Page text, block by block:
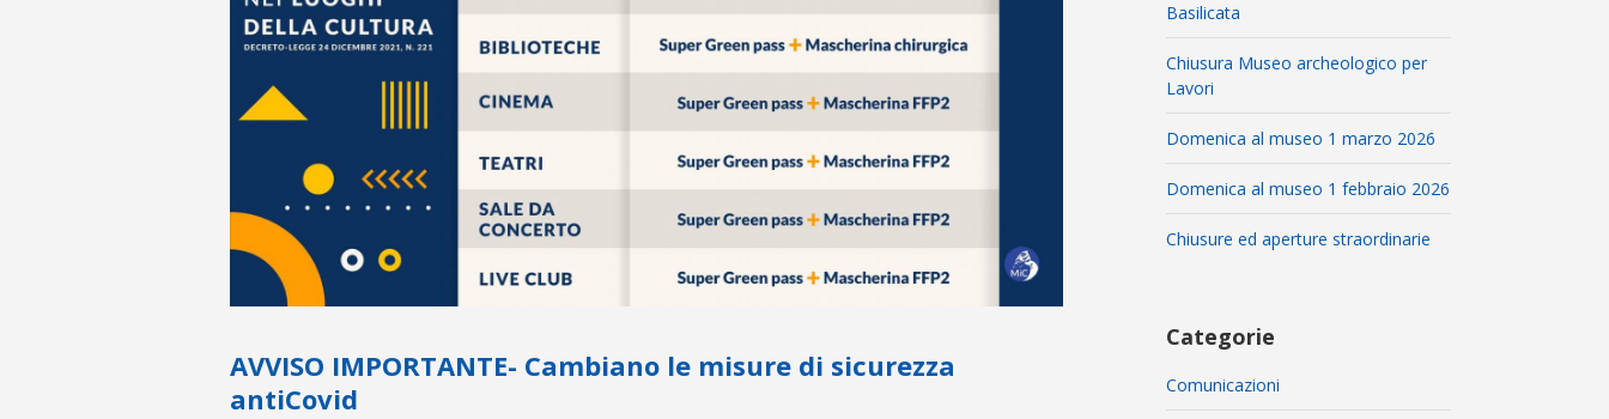
AVVISO IMPORTANTE- Cambiano le misure di sicurezza
antiCovid
Basilicata
Chiusura Museo archeologico per
Lavori
Domenica al museo 1 marzo 2026
Domenica al museo 1 febbraio 2026
Chiusure ed aperture straordinarie
Categorie
Comunicazioni